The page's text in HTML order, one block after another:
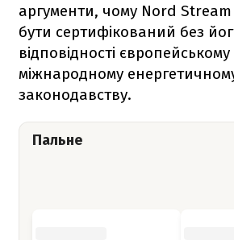
аргументи, чому Nord
бути сертифікований без
відповідності європейському
міжнародному
законодавству.
Пальне